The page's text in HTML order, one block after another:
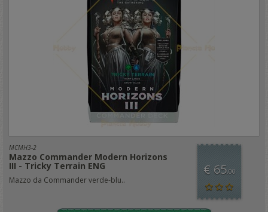
MCMH3-2
Mazzo Commander Modern Horizons
III - Tricky Terrain ENG
Mazzo da Commander verde-blu..
€ 65,00